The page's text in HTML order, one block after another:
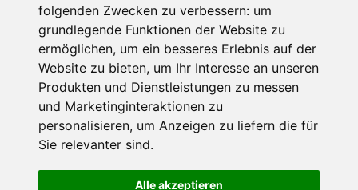
folgenden Zwecken zu verbessern: um
grundlegende Funktionen der Website zu
ermöglichen, um ein besseres Erlebnis auf der
Website zu bieten, um Ihr Interesse an unseren
Produkten und Dienstleistungen zu messen
und Marketinginteraktionen zu
personalisieren, um Anzeigen zu liefern die für
Sie relevanter sind.
Alle akzeptieren
Anfrage abschicken
Diese Seite ist durch reCAPTCHA geschützt und es
gelten die GoogleDatenschutzerklärung und
Nutzungsbedingungen.